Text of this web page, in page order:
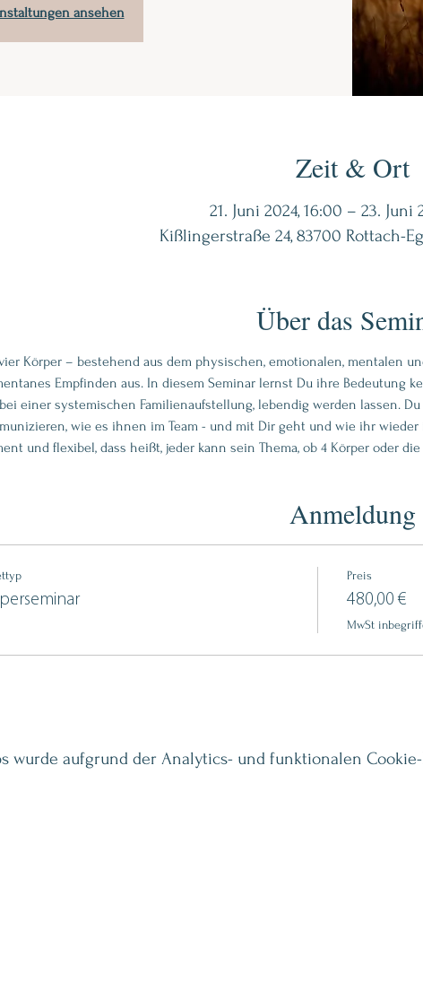
ansehen
Zeit & Ort
21. Juni 2024, 16:00 – 23. Juni
Kißlingerstraße 24, 83700 Rottach-
Über das
Körper – bestehend aus dem physischen, emotionalen, mentalen
Empfinden aus. In diesem Seminar lernst Du ihre Bedeutung
einer systemischen Familienaufstellung, lebendig werden lassen.
wie es ihnen im Team - und mit Dir geht und wie ihr
und flexibel, dass heißt, jeder kann sein Thema, ob 4 Körper oder
Anmeldung
Preis
480,00 €
MwSt
wurde aufgrund der Analytics- und funktionalen